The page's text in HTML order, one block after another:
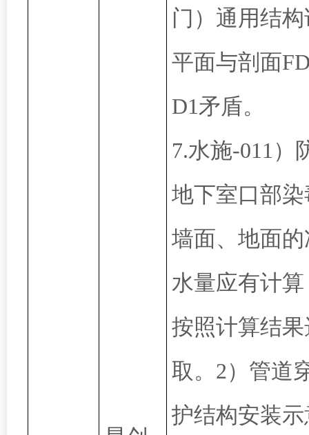
门）通用结
平面与剖面
D1矛盾。
7.水施-011）
地下室口部
墙面、地面
水量应有计
按照计算结果
取。2）管道
护结构安装